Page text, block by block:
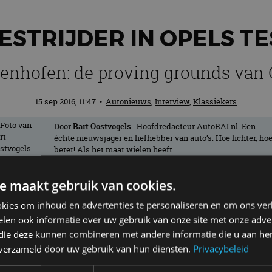
IN OPELS
de proving grounds van
15 sep 2016, 11:47 • Autonieuws, Interview, Klassiekers
DoorBart Oostvogels . Hoofdredacteur AutoRAI.nl. Een
échte nieuwsjager en liefhebber van auto’s. Hoe lichter, hoe
beter! Als het maar wielen heeft.
in het Duitse Dudenhofen het Opel
invullen van een postcode. We
maakt gebruik van cookies.
om inhoud en advertenties te personaliseren en om ons
ook informatie over uw gebruik van onze site met onze
deze kunnen combineren met andere informatie die u aan
door uw gebruik van hun diensten. Privacybeleid